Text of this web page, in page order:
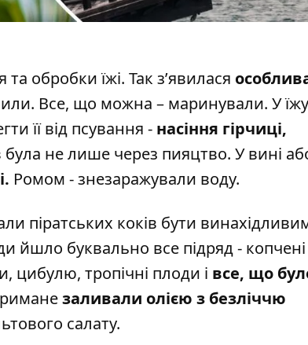
обробки їжі. Так з’явилася
Все, що можна – маринували. У їжу
її від псування - насіння гірчиці,
не лише через пияцтво. У вині
Ромом - знезаражували воду.
піратських коків бути
йшло буквально все підряд -
цибулю, тропічні плоди і все, що
заливали олією з безліччю
салату.